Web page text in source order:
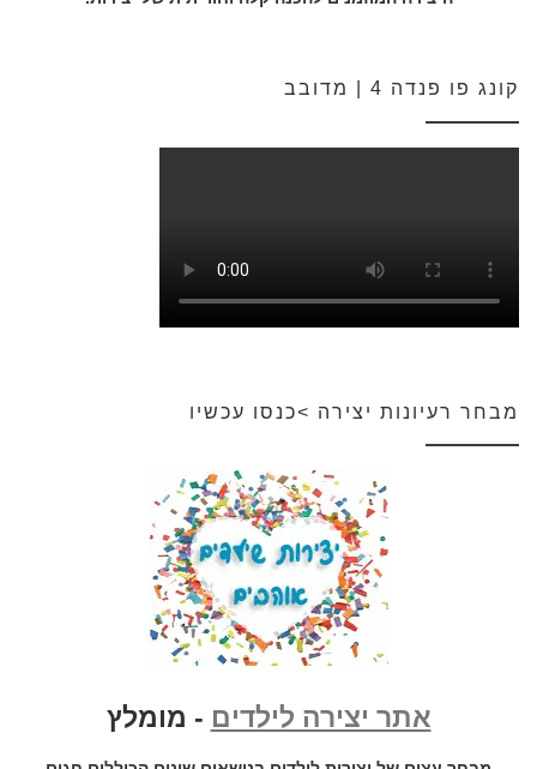
קונג פו פנדה 4 | מדובב
מבחר רעיונות יצירה >כנסו עכשיו
אתר יצירה לילדים - מומלץ